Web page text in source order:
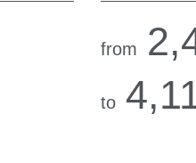
from
to